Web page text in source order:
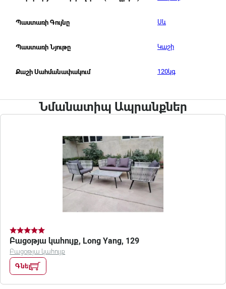
Պաստառի Գույնը Սև
Պաստառի Նյութը Կաշի
Քաշի Սահմանափակում 120կգ
Նմանատիպ Ապրանքներ
Բացօթյա կահույք, Long Yang, 129
Բացօթյա կահույք
Գնել